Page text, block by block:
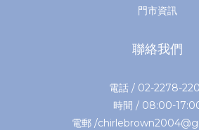
門市資訊
聯絡我們
電話 / 02-2278-
時間 / 08:00-
電郵 /